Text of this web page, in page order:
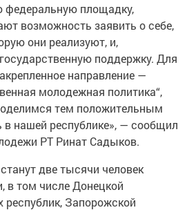
площадку,
возможность заявить о себе,
они реализуют, и,
поддержку. Для
направление —
молодежная политика“,
тем положительным
нашей республике», — сообщил
РТ Ринат Садыков.
две тысячи человек
в том числе Донецкой
республик, Запорожской